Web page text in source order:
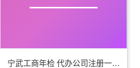
宁武工商年检 代办公司注册一步到位